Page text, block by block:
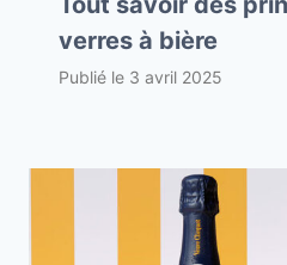
verres à bière
Publié le 3 avril 2025